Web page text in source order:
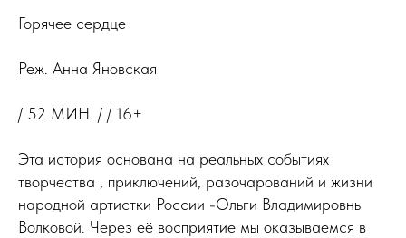
Горячее сердце
Реж. Анна Яновская
/ 52 МИН. / / 16+
Эта история основана на реальных событиях
творчества , приключений, разочарований и жизни
народной артистки России -Ольги Владимировны
Волковой. Через её восприятие мы оказываемся в